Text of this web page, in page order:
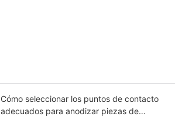
Cómo seleccionar los puntos de contacto
adecuados para anodizar piezas de